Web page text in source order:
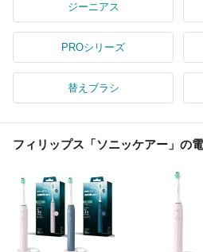
ジーニアス
PROシリーズ
替えブラシ
フィリップス「ソニッケアー」の